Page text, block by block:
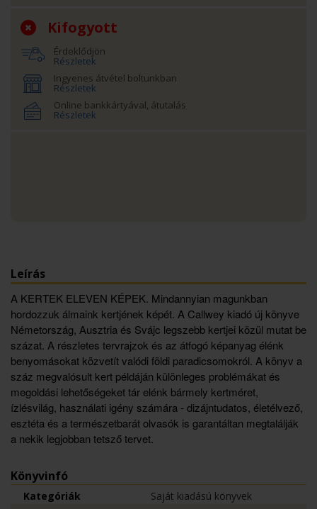
Kifogyott
Érdeklődjön
Részletek
Ingyenes átvétel boltunkban
Részletek
Online bankkártyával, átutalás
Részletek
Leírás
A KERTEK ELEVEN KÉPEK. Mindannyian magunkban
hordozzuk álmaink kertjének képét. A Callwey kiadó új könyve
Németország, Ausztria és Svájc legszebb kertjei közül mutat be
százat. A részletes tervrajzok és az átfogó képanyag élénk
benyomásokat közvetít valódi földi paradicsomokról. A könyv a
száz megvalósult kert példáján különleges problémákat és
megoldási lehetőségeket tár elénk bármely kertméret,
ízlésvilág, használati igény számára - dizájntudatos, életélvező,
esztéta és a természetbarát olvasók is garantáltan megtalálják
a nekik legjobban tetsző tervet.
Könyvinfó
Kategóriák
Saját kiadású könyvek